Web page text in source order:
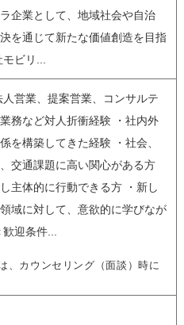
企業として、地域社会や自治
を通じて新たな価値創造を目指
ビリ...
人営業、提案営業、コンサルテ
務など対人折衝経験 ・社内外
を構築してきた経験 ・社会、
交通課題に高い関心がある方
主体的に行動できる方 ・新し
域に対して、意欲的に学びなが
迎条件...
、カウンセリング（面談）時に